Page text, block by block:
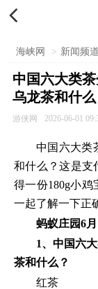

海峡网 > 新闻频道
中国六大类
乌龙茶和什
游侠网 2026-06-01
中国六大类
和什么？这是支
得一份180g小
一起了解一下正
蚂蚁庄园6
1、中国六
茶和什么？
红茶